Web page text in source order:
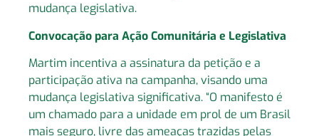
mudança legislativa.
Convocação para Ação Comunitária e Legislativa
Martim incentiva a assinatura da petição e a
participação ativa na campanha, visando uma
mudança legislativa significativa. “O manifesto é
um chamado para a unidade em prol de um Brasil
mais seguro, livre das ameaças trazidas pelas